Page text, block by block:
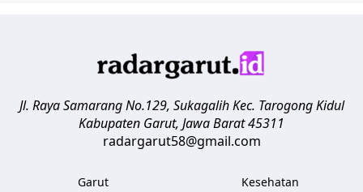
Jl. Raya Samarang No.129, Sukagalih Kec. Tarogong Kidul
Kabupaten Garut, Jawa Barat45311
radargarut58@gmail.com
Garut Kesehatan